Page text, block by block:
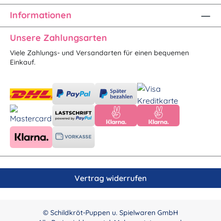
Informationen
Unsere Zahlungsarten
Viele Zahlungs- und Versandarten für einen bequemen
Einkauf.
Vertrag widerrufen
© Schildkröt-Puppen u. Spielwaren GmbH